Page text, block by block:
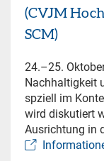
(CVJM
SCM)
24.–25.
Nachhaltigkeit
spziell im
wird diskutiert
Ausrichtung in